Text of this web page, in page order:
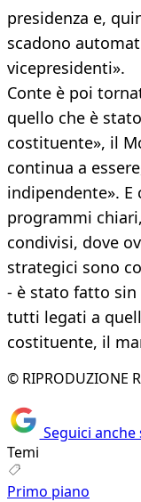
presidenza e,
scadono
vicepresidenti».
Conte è poi
quello che è
costituente», il
continua a
indipendente». E
programmi
condivisi, dove
strategici sono
- è stato fatto
tutti legati a
costituente, il
© RIPRODUZIONE
Seguici
Temi
Primo piano